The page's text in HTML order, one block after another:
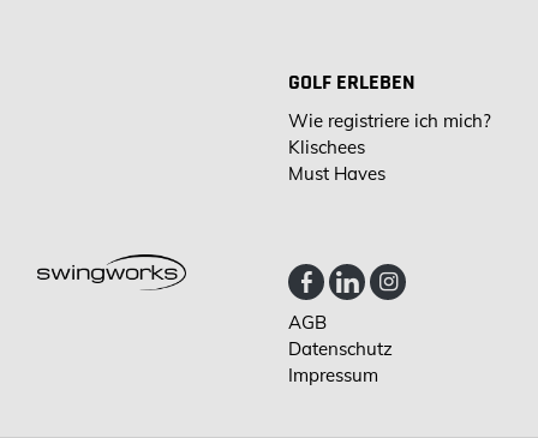
GOLF ERLEBEN
Wie registriere ich mich?
Klischees
Must Haves
AGB
Datenschutz
Impressum